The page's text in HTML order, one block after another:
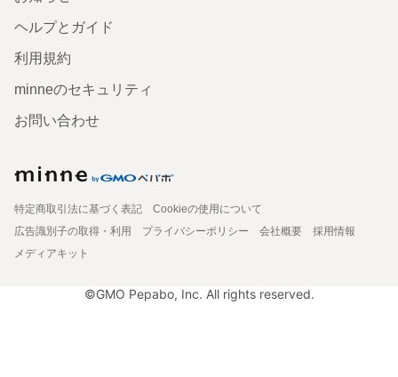
ヘルプとガイド
利用規約
minneのセキュリティ
お問い合わせ
特定商取引法に基づく表記
Cookieの使用について
広告識別子の取得・利用
プライバシーポリシー 会社概要
採用情報
メディアキット
©GMO Pepabo, Inc. All rights reserved.